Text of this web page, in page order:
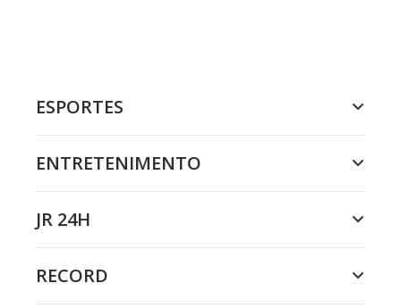
ESPORTES
ENTRETENIMENTO
JR 24H
RECORD